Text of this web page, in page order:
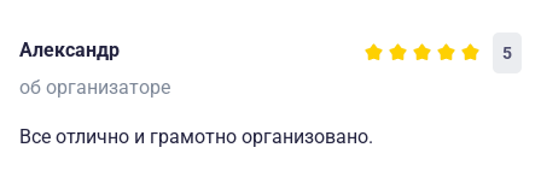
Александр 5
об организаторе
Все отлично и грамотно организовано.